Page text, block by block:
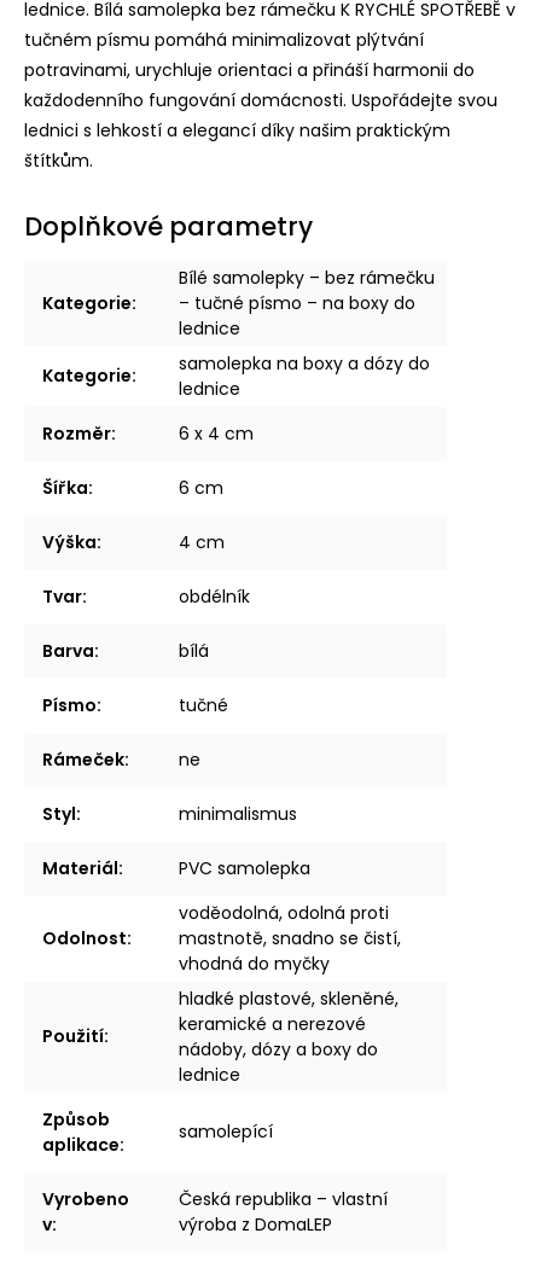
lednice. Bílá samolepka bez rámečku K RYCHLÉ SPOTŘEBĚ v
tučném písmu pomáhá minimalizovat plýtvání
potravinami, urychluje orientaci a přináší harmonii do
každodenního fungování domácnosti. Uspořádejte svou
lednici s lehkostí a elegancí díky našim praktickým
štítkům.
Doplňkové parametry
Kategorie:
Bílé samolepky – bez rámečku
– tučné písmo – na boxy do
lednice
Kategorie:
samolepka na boxy a dózy do
lednice
Rozměr: 6 x 4 cm
Šířka: 6 cm
Výška: 4 cm
Tvar: obdélník
Barva: bílá
Písmo: tučné
Rámeček: ne
Styl: minimalismus
Materiál: PVC samolepka
Odolnost:
voděodolná, odolná proti
mastnotě, snadno se čistí,
vhodná do myčky
Použití:
hladké plastové, skleněné,
keramické a nerezové
nádoby, dózy a boxy do
lednice
Způsob
aplikace:
samolepící
Vyrobeno
v:
Česká republika – vlastní
výroba z DomaLEP